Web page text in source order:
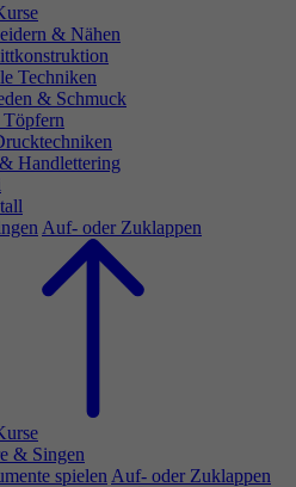
& Nähen
Techniken
& Schmuck
Handlettering
Auf- oder Zuklappen
& Singen
spielen Auf- oder Zuklappen